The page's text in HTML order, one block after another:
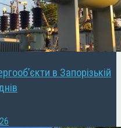
в Запорізькій